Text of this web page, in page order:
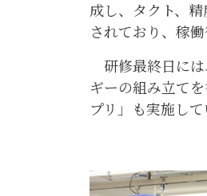
成し、タクト、
されており、稼
研修最終日には
ギーの組み立て
プリ」も実施し